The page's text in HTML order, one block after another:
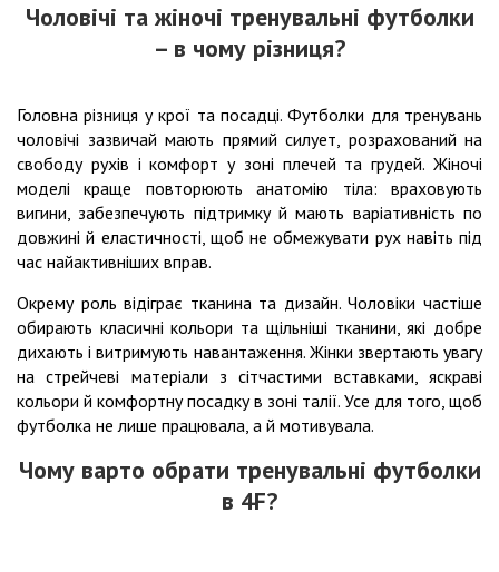
Чоловічі та жіночі тренувальні футболки
– в чому різниця?
Головна різниця у крої та посадці. Футболки для тренувань
чоловічі зазвичай мають прямий силует, розрахований на
свободу рухів і комфорт у зоні плечей та грудей. Жіночі
моделі краще повторюють анатомію тіла: враховують
вигини, забезпечують підтримку й мають варіативність по
довжині й еластичності, щоб не обмежувати рух навіть під
час найактивніших вправ.
Окрему роль відіграє тканина та дизайн. Чоловіки частіше
обирають класичні кольори та щільніші тканини, які добре
дихають і витримують навантаження. Жінки звертають увагу
на стрейчеві матеріали з сітчастими вставками, яскраві
кольори й комфортну посадку в зоні талії. Усе для того, щоб
футболка не лише працювала, а й мотивувала.
Чому варто обрати тренувальні футболки
в 4F?